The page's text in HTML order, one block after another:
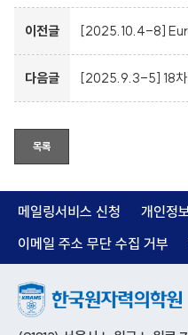
이전글
다음글
목록
메일링서비스 신청
개인정
이메일 주소 무단 수집 거부